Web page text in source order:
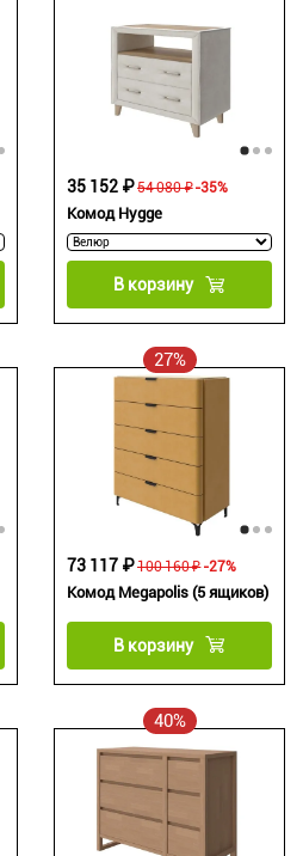
Комод Hygge
54 080 ₽
35 152 ₽ -35%
В корзину
27%
Комод Megapolis (5 ящиков)
100 160 ₽
73 117 ₽ -27%
В корзину
40%